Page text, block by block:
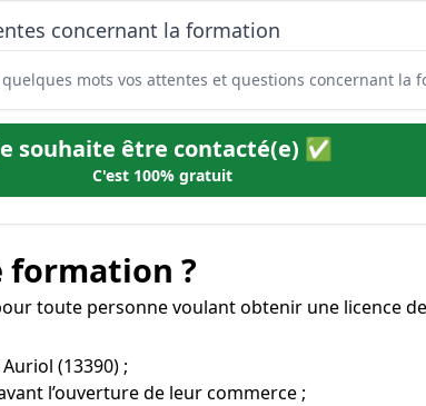
concernant la formation
souhaite être contacté(e) ✅
C'est 100% gratuit
formation ?
toute personne voulant obtenir une licence
(13390) ;
l’ouverture de leur commerce ;